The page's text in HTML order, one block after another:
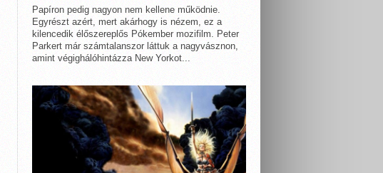
Papíron pedig nagyon nem kellene működnie.
Egyrészt azért, mert akárhogy is nézem, ez a
kilencedik élőszereplős Pókember mozifilm. Peter
Parkert már számtalanszor láttuk a nagyvásznon,
amint végighálóhintázza New Yorkot...